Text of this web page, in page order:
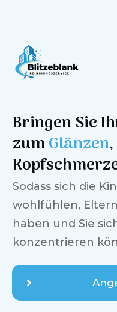
Bringen Sie
zumGlänzen
Sodass sich die
wohlfühlen,
haben und Sie
konzentrieren